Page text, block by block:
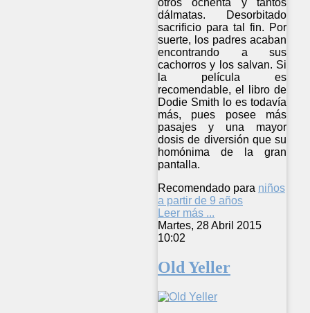
dálmatas. Desorbitado
sacrificio para tal fin. Por
suerte, los padres acaban
encontrando a sus
cachorros y los salvan. Si
la película es
recomendable, el libro de
Dodie Smith lo es todavía
más, pues posee más
pasajes y una mayor
dosis de diversión que su
homónima de la gran
pantalla.
Recomendado para niños
a partir de 9 años
Leer más ...
Martes, 28 Abril 2015
10:02
Old Yeller